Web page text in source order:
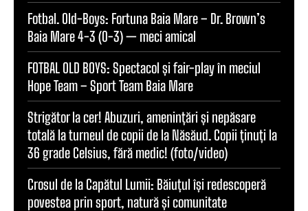
Fotbal. Old-Boys: Fortuna Baia Mare – Dr. Brown’s
Baia Mare 4-3 (0-3) — meci amical
FOTBAL OLD BOYS: Spectacol și fair-play în meciul
Hope Team – Sport Team Baia Mare
Strigător la cer! Abuzuri, amenințări și nepăsare
totală la turneul de copii de la Năsăud. Copii ținuți la
36 grade Celsius, fără medic! (foto/video)
Crosul de la Capătul Lumii: Băiuțul își redescoperă
povestea prin sport, natură și comunitate